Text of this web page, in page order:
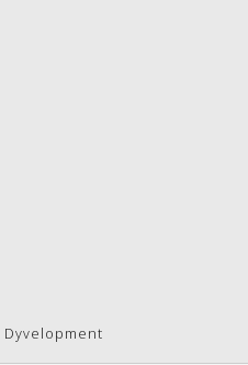
Dyvelopment